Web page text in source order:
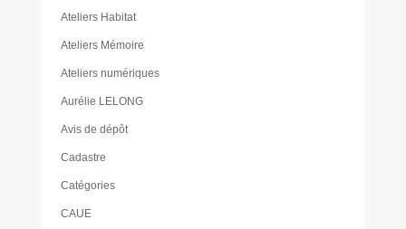
Ateliers Habitat
Ateliers Mémoire
Ateliers numériques
Aurélie LELONG
Avis de dépôt
Cadastre
Catégories
CAUE